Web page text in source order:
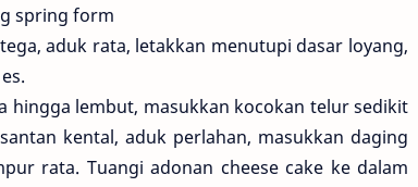
spring form
aduk rata, letakkan menutupi dasar loyang,
hingga lembut, masukkan kocokan telur sedikit
kental, aduk perlahan, masukkan daging
rata. Tuangi adonan cheese cake ke dalam